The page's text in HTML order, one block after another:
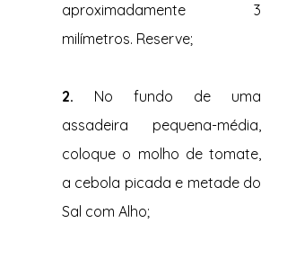
aproximadamente 3
milímetros. Reserve;
2. No fundo de uma
assadeira pequena-média,
coloque o molho de tomate,
a cebola picada e metade do
Sal com Alho;